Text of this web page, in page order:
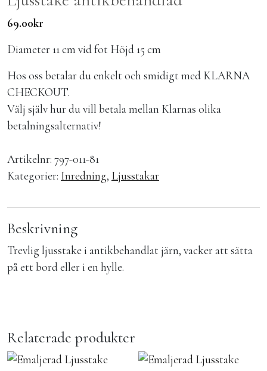
69.00kr
Diameter 11 cm vid fot Höjd 15 cm
Hos oss betalar du enkelt och smidigt med KLARNA
CHECKOUT.
Välj själv hur du vill betala mellan Klarnas olika
betalningsalternativ!
Artikelnr: 797-011-81
Kategorier: Inredning, Ljusstakar
Beskrivning
Trevlig ljusstake i antikbehandlat järn, vacker att sätta
på ett bord eller i en hylle.
Relaterade produkter